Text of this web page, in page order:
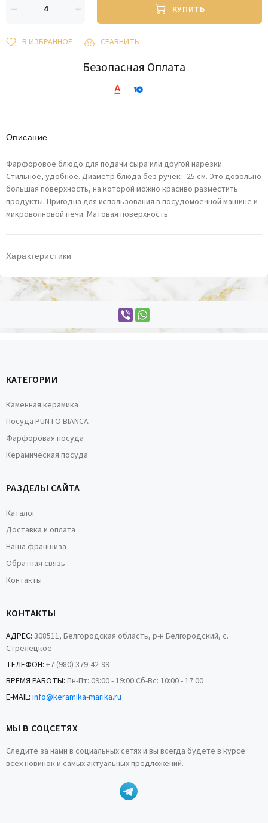
КУПИТЬ
В ИЗБРАННОЕ СРАВНИТЬ
Безопасная Оплата
Описание
Фарфоровое блюдо для подачи сыра или другой нарезки.
Стильное, удобное. Диаметр блюда без ручек - 25 см. Это довольно
большая поверхность, на которой можно красиво разместить
продукты. Пригодна для использования в посудомоечной машине и
микроволновой печи. Матовая поверхность
Характеристики
КАТЕГОРИИ
Каменная керамика
Посуда PUNTO BIANCA
Фарфоровая посуда
Керамическая посуда
РАЗДЕЛЫ САЙТА
Каталог
Доставка и оплата
Наша франшиза
Обратная связь
Контакты
КОНТАКТЫ
АДРЕС: 308511, Белгородская область, р-н Белгородский, с.
Стрелецкое
ТЕЛЕФОН: +7 (980) 379-42-99
ВРЕМЯ РАБОТЫ: Пн-Пт: 09:00 - 19:00 Сб-Вс: 10:00 - 17:00
E-MAIL: info@keramika-marika.ru
МЫ В СОЦСЕТЯХ
Следите за нами в социальных сетях и вы всегда будете в курсе
всех новинок и самых актуальных предложений.